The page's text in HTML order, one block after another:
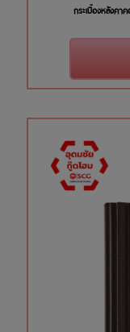
กระเบื้องหลังค